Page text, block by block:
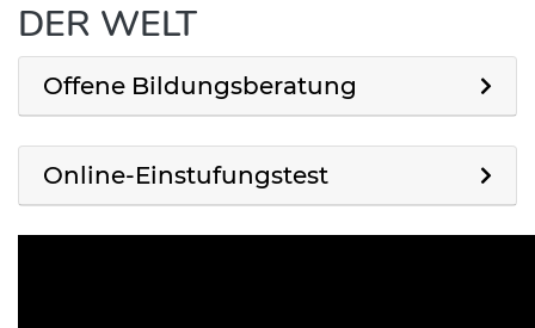
DER WELT
Offene Bildungsberatung
Online-Einstufungstest